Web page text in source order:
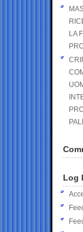
LA
Log